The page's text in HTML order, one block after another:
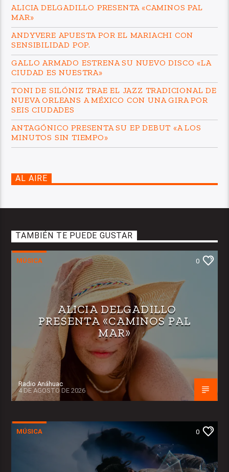
ALICIA DELGADILLO PRESENTA «CAMINOS PAL
MAR»
ANDYVERE APUESTA POR EL MARIACHI CON
SENSIBILIDAD POP.
GALLO ARMADO ESTRENA SU NUEVO DISCO «LA
CIUDAD ES NUESTRA»
TONI DE SILÓNIZ TRAE EL JAZZ TRADICIONAL DE
NUEVA ORLEANS A MÉXICO CON UNA GIRA POR
SEIS CIUDADES
ANTAGÓNICO PRESENTA SU EP DEBUT «A LOS
MINUTOS SIN TIEMPO»
AL AIRE
TAMBIÉN TE PUEDE GUSTAR
MÚSICA 0
ALICIA DELGADILLO
PRESENTA «CAMINOS PAL
MAR»
Radio Anáhuac
4 DE AGOSTO DE 2026
MÚSICA 0